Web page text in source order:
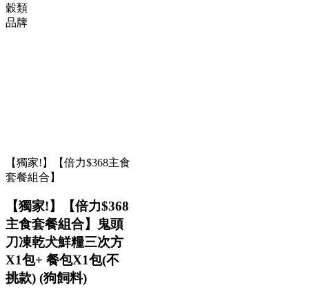
穀類
品牌
【獨家!】【倍力$368主食
套餐組合】
【獨家!】【倍力$368
主食套餐組合】鬼頭
刀凍乾犬鮮糧三次方
X1包+ 餐包X1包(不
挑款) (狗飼料)